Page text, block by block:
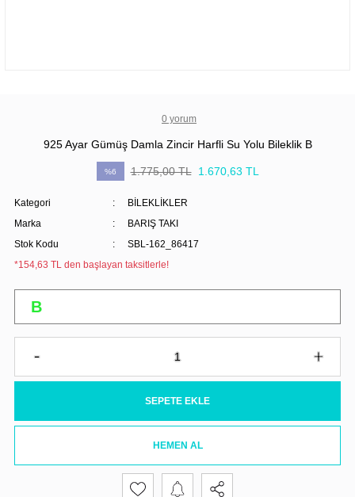
0 yorum
925 Ayar Gümüş Damla Zincir Harfli Su Yolu Bileklik B
%6 1.775,00 TL 1.670,63 TL
Kategori
BİLEKLİKLER
Marka
BARIŞ TAKI
Stok Kodu
SBL-162_86417
*154,63 TL den başlayan taksitlerle!
SEPETE EKLE
HEMEN AL